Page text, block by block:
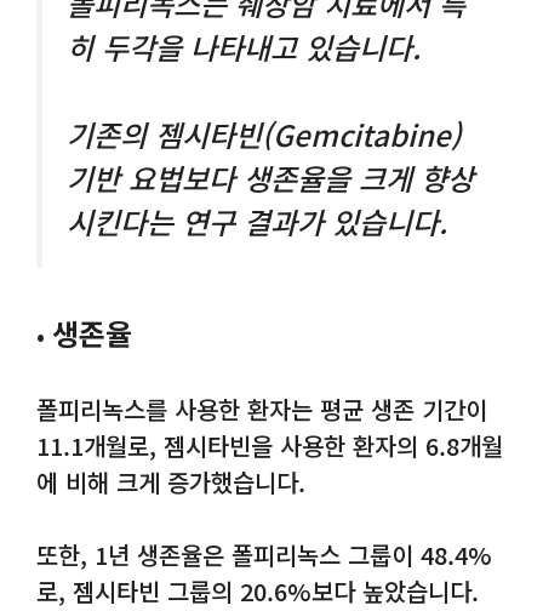
히 두각을 나타내고 있습니다.
기존의 젬시타빈(Gemcitabine)
기반 요법보다 생존율을 크게 향상
시킨다는 연구 결과가 있습니다.
• 생존율
폴피리녹스를 사용한 환자는 평균 생존 기간이
11.1개월로, 젬시타빈을 사용한 환자의 6.8개월
에 비해 크게 증가했습니다.
또한, 1년 생존율은 폴피리녹스 그룹이 48.4%
로, 젬시타빈 그룹의 20.6%보다 높았습니다.